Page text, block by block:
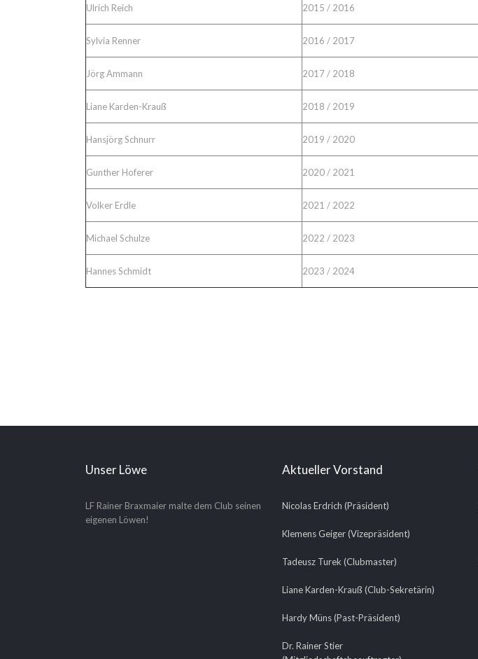
Ulrich Reich 2015 / 2016
Sylvia Renner 2016 / 2017
Jörg Ammann 2017 / 2018
Liane Karden-Krauß 2018 / 2019
Hansjörg Schnurr 2019 / 2020
Gunther Hoferer 2020 / 2021
Volker Erdle 2021 / 2022
Michael Schulze 2022 / 2023
Hannes Schmidt 2023 / 2024
Unser Löwe
LF Rainer Braxmaier malte dem Club seinen
eigenen Löwen!
Aktueller Vorstand
Nicolas Erdrich (Präsident)
Klemens Geiger (Vizepräsident)
Tadeusz Turek (Clubmaster)
Liane Karden-Krauß (Club-Sekretärin)
Hardy Müns (Past-Präsident)
Dr. Rainer Stier